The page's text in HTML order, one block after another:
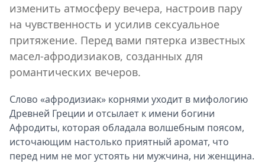
изменить атмосферу вечера, настроив пару
на чувственность и усилив сексуальное
притяжение. Перед вами пятерка известных
масел-афродизиаков, созданных для
романтических вечеров.
Слово «афродизиак» корнями уходит в мифологию
Древней Греции и отсылает к имени богини
Афродиты, которая обладала волшебным поясом,
источающим настолько приятный аромат, что
перед ним не мог устоять ни мужчина, ни женщина.